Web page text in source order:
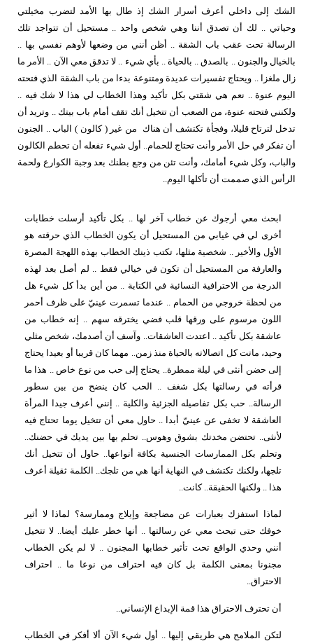
الشك إلى داخلي أعرف أسرار الشك إذ طال بها الأمد لتضرب مخيلتي
وحياتي .. لك أن تصدق أننا وهي شخص واحد .. مستحيل أن تتواجد تلك
الرسالة تحت عقب باب الشقة .. أظن أنني من وضعها لأوهم نفسي بها ..
بالخيال والجنون .. بالصدق .. بالحياة .. بأي شيء .. لا تدقق معي الآن .. الأمر ما
زال ملغزا .. ويحتاج تفسيرات عديدة ومتنوعة بدءا من باب الشقة الذي فتحته
اليوم عنوة .. نعم هي شقتي بكل تأكيد وهذا الخطاب لي هذا لا شك فيه ..
ولكنني فتحته عنوة، من الصعب أن تتخيل أنك تقف أمام باب بيتك .. وتريد أن
تدخل لترتاح قليلا، وفجأة تكتشف أن هناك
من غير ( كالون ) الباب .. الجنون
أن تفكر في حل الأمر وأنت تحتاج للحمام.. أول شيء تفعله أن تحطم الكالون
والباب، وكل شيء أمامك، وأنت تئن من وجع بطنك بعد وجبة الكوارع ولحمة
الرأس الذي صممت أن تأكلها اليوم..
ابحث معي أرجوك عن خطاب آخر لها .. بكل تأكيد أرسلت خطابات
أخرى لي في غيابي من المستحيل أن يكون الخطاب الذي حرقته هو
الأول والأخير .. شخصية مثلها، تكتب ذينك الخطاب بهذه اللهجة المصرة
والعارفة من المستحيل أن تكون في خيالي فقط .. لم أصل بعد لهذه
الدرجة من الاحترافية النسائية في الكتابة .. من أين بدأ كل شيء هل
من لحظة خروجي من الحمام .. عندما تسمرت عينيّ على ظرف أحمر
اللون مرسوم على ورقها قلب فضي يخترقه سهم .. إنه خطاب من
عاشقة بكل تأكيد .. اعتدت العاشقات.. وآسف أن أصدمك، شخص مثلي
وحيد، ماتت كل اتصالاته بالحياة منذ زمن.. مهما كان قريبا أو بعيدا يحتاج
إلى حضن أنثى في ليلة ممطرة.. يحتاج إلى حب من نوع خاص .. هذا ما
قرأته في رسالتها بكل شغف .. الحب كان ينضح من بين سطور
الرسالة.. حب بكل تفاصيله الجزئية والكلية .. إنني أعرف جيدا المرأة
العاشقة لا تخفى عن عينيّ أبدا .. حاول معي أن تتخيل يوما تحتاج فيه
لأنثى.. تحتضن مخدتك بشوق وهوس.. تحلم بها بين يديك في حضنك..
وتحلم بكل الممارسات الجنسية بكافة أنواعها.. حاول أن تتخيل أنك
تلجها، ولكنك تكتشف في النهاية أنها هي من تلجك.. الكلمة ثقيلة أعرف
هذا .. ولكنها الحقيقة.. كانت..
لماذا استفزك بعبارات عن مضاجعة وإيلاج وممارسة؟ لماذا لا أثير
خوفك حتى تبحث معي عن رسالتها .. أنها خطر عليك أيضا.. لا تتخيل
أنني وحدي الواقع تحت تأثير خطابها المجنون .. لا لم يكن الخطاب
مجنونا بمعنى الكلمة بل كان فيه احتراف من نوعا ما .. احتراف
الاحتراق..
أن تحترف الاحتراق هذا قمة الإبداع الإنساني..
لتكن الملامح هي طريقي إليها .. أول شيء الآن ألا أفكر في الخطاب